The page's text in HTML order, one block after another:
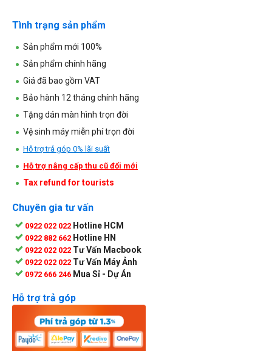
Tình trạng sản phẩm
Sản phẩm mới 100%
Sản phẩm chính hãng
Giá đã bao gồm VAT
Bảo hành 12 tháng chính hãng
Tặng dán màn hình trọn đời
Vệ sinh máy miễn phí trọn đời
Hỗ trợ trả góp 0% lãi suất
Hỗ trợ nâng cấp thu cũ đổi mới
Tax refund for tourists
Chuyên gia tư vấn
0922 022 022 Hotline HCM
0922 882 662 Hotline HN
0922 022 022 Tư Vấn Macbook
0922 022 022 Tư Vấn Máy Ảnh
0972 666 246 Mua Sỉ - Dự Án
Hỗ trợ trả góp